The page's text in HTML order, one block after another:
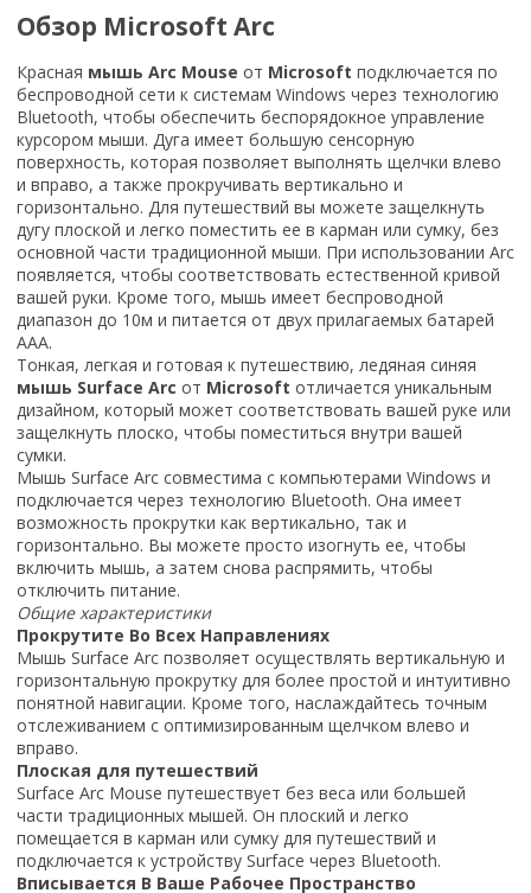
Обзор Microsoft Arc
Красная мышь Arc Mouse от Microsoft подключается по
беспроводной сети к системам Windows через технологию
Bluetooth, чтобы обеспечить беспорядокное управление
курсором мыши. Дуга имеет большую сенсорную
поверхность, которая позволяет выполнять щелчки влево
и вправо, а также прокручивать вертикально и
горизонтально. Для путешествий вы можете защелкнуть
дугу плоской и легко поместить ее в карман или сумку, без
основной части традиционной мыши. При использовании Arc
появляется, чтобы соответствовать естественной кривой
вашей руки. Кроме того, мышь имеет беспроводной
диапазон до 10м и питается от двух прилагаемых батарей
AAA.
Тонкая, легкая и готовая к путешествию, ледяная синяя
мышь Surface Arc от Microsoft отличается уникальным
дизайном, который может соответствовать вашей руке или
защелкнуть плоско, чтобы поместиться внутри вашей
сумки.
Мышь Surface Arc совместима с компьютерами Windows и
подключается через технологию Bluetooth. Она имеет
возможность прокрутки как вертикально, так и
горизонтально. Вы можете просто изогнуть ее, чтобы
включить мышь, а затем снова распрямить, чтобы
отключить питание.
Общие характеристики
Прокрутите Во Всех Направлениях
Мышь Surface Arc позволяет осуществлять вертикальную и
горизонтальную прокрутку для более простой и интуитивно
понятной навигации. Кроме того, наслаждайтесь точным
отслеживанием с оптимизированным щелчком влево и
вправо.
Плоская для путешествий
Surface Arc Mouse путешествует без веса или большей
части традиционных мышей. Он плоский и легко
помещается в карман или сумку для путешествий и
подключается к устройству Surface через Bluetooth.
Вписывается В Ваше Рабочее Пространство